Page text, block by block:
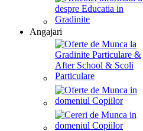
Angajari